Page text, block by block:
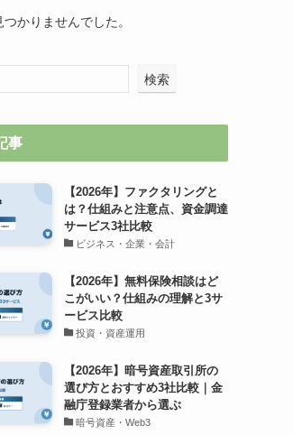
かりませんでした。
検索
事
【2026年】ファクタリングと
は？仕組みと注意点、資金調達
サービス3社比較
ビジネス・企業・会計
【2026年】無料保険相談はど
こがいい？仕組みの理解と3サ
ービス比較
投資・資産運用
【2026年】暗号資産取引所の
選び方とおすすめ3社比較｜金
融庁登録業者から選ぶ
暗号資産・Web3